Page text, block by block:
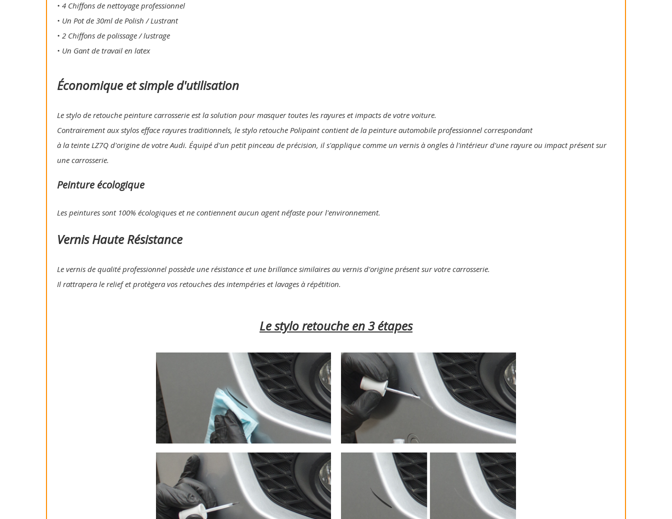
• 4 Chiffons de nettoyage professionnel
• Un Pot de 30ml de Polish / Lustrant
• 2 Chiffons de polissage / lustrage
• Un Gant de travail en latex
Économique et simple d'utilisation
Le stylo de retouche peinture carrosserie est la solution pour masquer toutes les rayures et impacts de votre voiture.
Contrairement aux stylos efface rayures traditionnels, le stylo retouche Polipaint contient de la peinture automobile professionnel correspondant
à la teinte LZ7Q d'origine de votre Audi. Équipé d'un petit pinceau de précision, il s'applique comme un vernis à ongles à l'intérieur d'une rayure ou impact présent sur
une carrosserie.
Peinture écologique
Les peintures sont 100% écologiques et ne contiennent aucun agent néfaste pour l'environnement.
Vernis Haute Résistance
Le vernis de qualité professionnel possède une résistance et une brillance similaires au vernis d'origine présent sur votre carrosserie.
Il rattrapera le relief et protègera vos retouches des intempéries et lavages à répétition.
Le stylo retouche en 3 étapes